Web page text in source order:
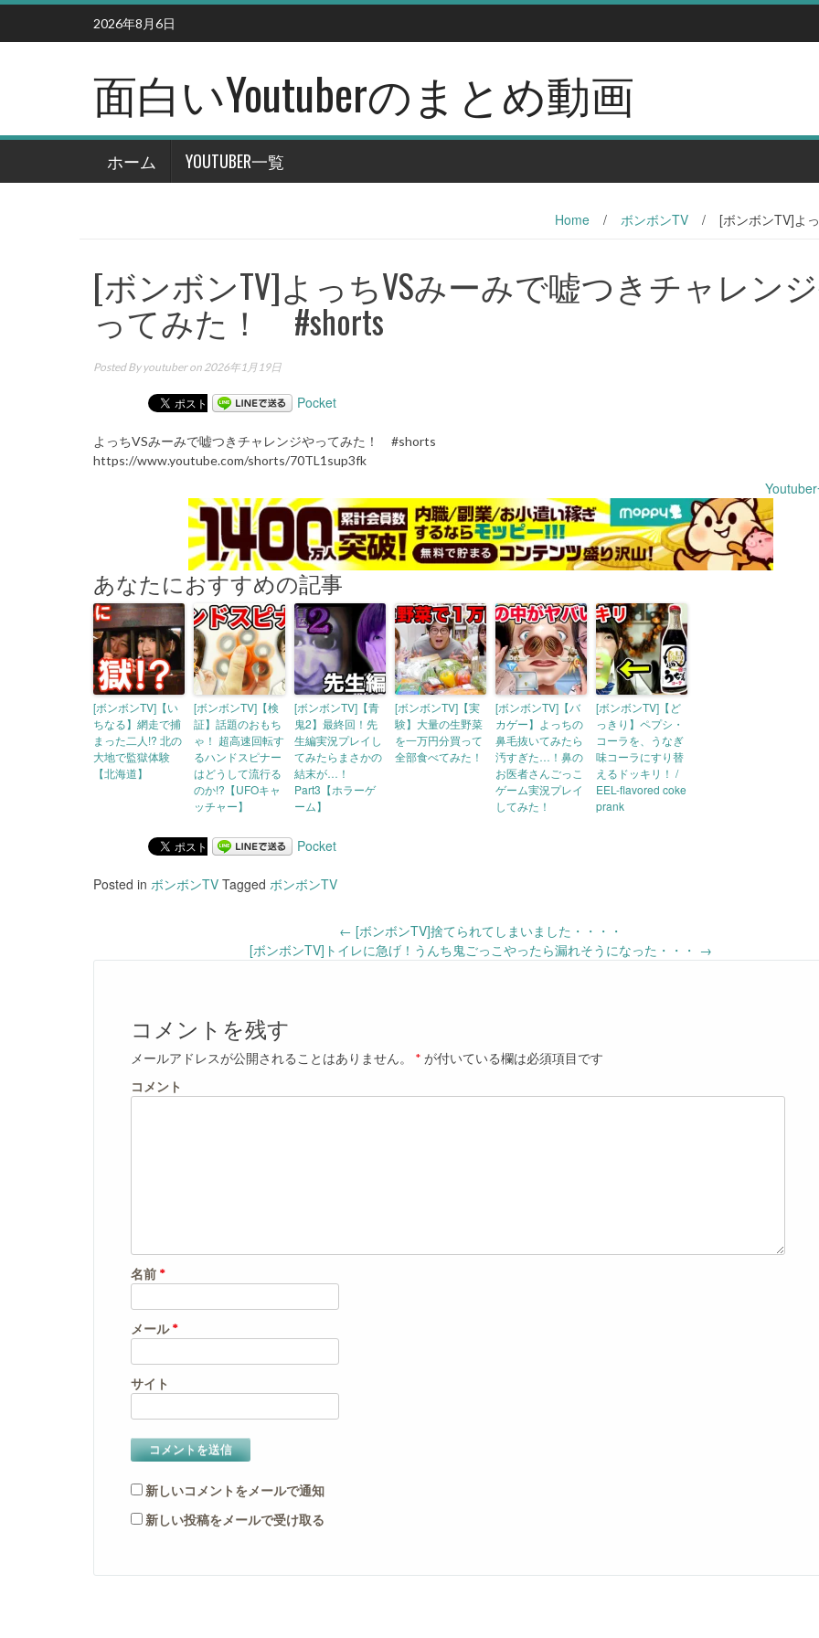
Skip
content
2026年8月6日
面白いYoutuberのまとめ動画
ホーム YOUTUBER一覧
Home / ボンボンTV / [ボンボンTV]よ
[ボンボンTV]よっちVSみーみで嘘つきチャレン
ってみた！ #shorts
Posted By youtuberon 2026年1月19日
Pocket
よっちVSみーみで嘘つきチャレンジやってみた！ #shorts
https://www.youtube.com/shorts/70TL1sup3fk
あなたにおすすめの記事
[ボンボンTV]【い
ちなる】網走で捕
まった二人!? 北の
大地で監獄体験
【北海道】
[ボンボンTV]【検
証】話題のおもち
ゃ！ 超高速回転す
るハンドスピナー
はどうして流行る
のか!?【UFOキャ
ッチャー】
[ボンボンTV]【青
鬼2】最終回！先
生編実況プレイし
てみたらまさかの
結末が…！
Part3【ホラーゲ
ーム】
[ボンボンTV]【実
験】大量の生野菜
を一万円分買って
全部食べてみた！
[ボンボンTV]【バ
カゲー】よっちの
鼻毛抜いてみたら
汚すぎた…！鼻の
お医者さんごっこ
ゲーム実況プレイ
してみた！
[ボンボンTV]【ど
っきり】ペプシ・
コーラを、うなぎ
味コーラにすり替
えるドッキリ！ /
EEL-flavored coke
prank
Pocket
Posted in ボンボンTV Tagged ボンボンTV
navigation
← [ボンボンTV]捨てられてしまいました・・・・
[ボンボンTV]トイレに急げ！うんち鬼ごっこやったら漏れそうになった・・・ →
コメントを残す
メールアドレスが公開されることはありません。 * が付いている欄は必須項目です
コメント
名前 *
メール*
サイト
新しいコメントをメールで通知
新しい投稿をメールで受け取る